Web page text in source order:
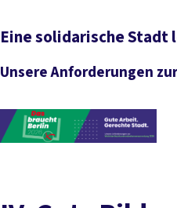
Eine solidarische
Unsere Anforderungen